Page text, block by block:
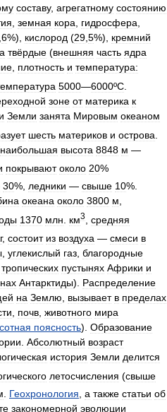
составу, агрегатному состоянию
, земная кора, гидросфера,
,6%), кислород (29,5%), кремний
твёрдые (внешняя часть ядра
, плотность и температура:
5000—6000ºC
зоне от материка к
Земли занята Мировым океаном
шесть материков и острова
наибольшая высота 8848 м —
покрывают около 20%
30%, ледники — свыше 10%.
океана около 3800 м
1370 млн км3
средняя
, состоит из воздуха — смеси в
, углекислый газ, благородные
тропических пустынях Африки и
Антарктиды). Распределение
на Землю, вызывает в пределах
, почв, животного мира
поясность). Образование
. Абсолютный возраст
история Земли делится
летосчисления (свыше
Геохронология а также статьи об
закономерной эволюции